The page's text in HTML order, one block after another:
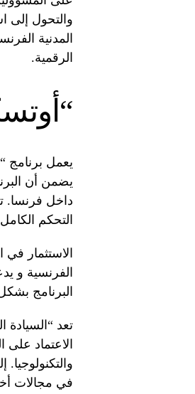
المدنية
الرقمية.
يعمل برنامج
يضمن أن
داخل فرنسا.
التحكم
الاستثمار
الفرنسية و
البرنامج
تعد “السيادة
الاعتماد على
في مجالات